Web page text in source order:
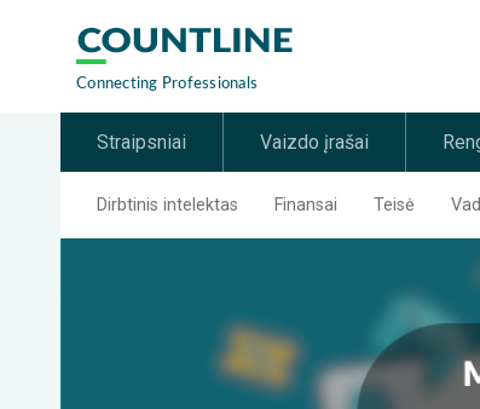
Straipsniai Vaizdo įrašai
Dirbtinis intelektas Finansai Teisė